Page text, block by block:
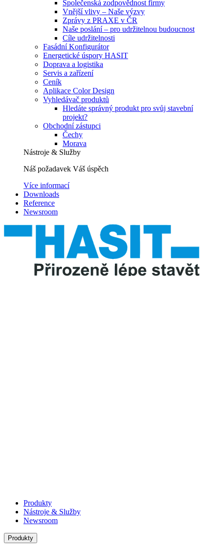
Společenská zodpovědnost firmy
Vnější vlivy – Naše výzvy
Zprávy z PRAXE v ČR
Naše poslání – pro udržitelnou budoucnost
Cíle udržitelnosti
Fasádní Konfigurátor
Energetické úspory HASIT
Doprava a logistika
Servis a zařízení
Ceník
Aplikace Color Design
Vyhledávač produktů
Hledáte správný produkt pro svůj stavební
projekt?
Obchodní zástupci
Čechy
Morava
Nástroje & Služby
Náš požadavek Váš úspěch
Více informací
Downloads
Reference
Newsroom
Produkty
Nástroje & Služby
Newsroom
Produkty